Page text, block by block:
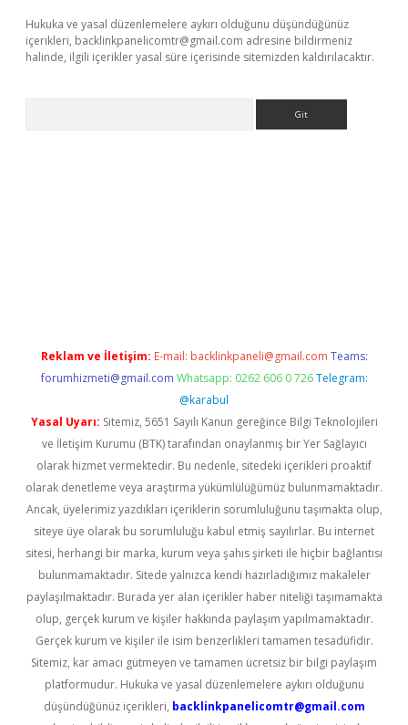
Hukuka ve yasal düzenlemelere aykırı olduğunu düşündüğünüz
içerikleri, backlinkpanelicomtr@gmail.com adresine bildirmeniz
halinde, ilgili içerikler yasal süre içerisinde sitemizden kaldırılacaktır.
Reklam ve İletişim: E-mail: backlinkpaneli@gmail.com Teams:
forumhizmeti@gmail.com Whatsapp: 0262 606 0 726 Telegram:
@karabul
Yasal Uyarı: Sitemiz, 5651 Sayılı Kanun gereğince Bilgi Teknolojileri
ve İletişim Kurumu (BTK) tarafından onaylanmış bir Yer Sağlayıcı
olarak hizmet vermektedir. Bu nedenle, sitedeki içerikleri proaktif
olarak denetleme veya araştırma yükümlülüğümüz bulunmamaktadır.
Ancak, üyelerimiz yazdıkları içeriklerin sorumluluğunu taşımakta olup,
siteye üye olarak bu sorumluluğu kabul etmiş sayılırlar. Bu internet
sitesi, herhangi bir marka, kurum veya şahıs şirketi ile hiçbir bağlantısı
bulunmamaktadır. Sitede yalnızca kendi hazırladığımız makaleler
paylaşılmaktadır. Burada yer alan içerikler haber niteliği taşımamakta
olup, gerçek kurum ve kişiler hakkında paylaşım yapılmamaktadır.
Gerçek kurum ve kişiler ile isim benzerlikleri tamamen tesadüfidir.
Sitemiz, kar amacı gütmeyen ve tamamen ücretsiz bir bilgi paylaşım
platformudur. Hukuka ve yasal düzenlemelere aykırı olduğunu
düşündüğünüz içerikleri, backlinkpanelicomtr@gmail.com